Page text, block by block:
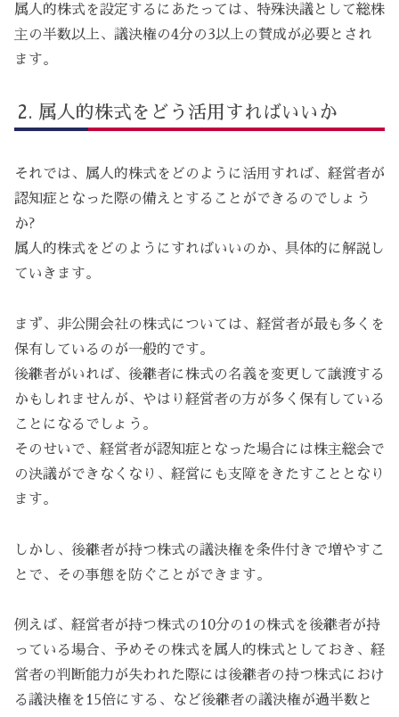
属人的株式を設定するにあたっては、特殊決議として総株
主の半数以上、議決権の4分の3以上の賛成が必要とされ
ます。
属人的株式をどう活用すればいいか
それでは、属人的株式をどのように活用すれば、経営者が
認知症となった際の備えとすることができるのでしょう
か?
属人的株式をどのようにすればいいのか、具体的に解説し
ていきます。
まず、非公開会社の株式については、経営者が最も多くを
保有しているのが一般的です。
後継者がいれば、後継者に株式の名義を変更して譲渡する
かもしれませんが、やはり経営者の方が多く保有している
ことになるでしょう。
そのせいで、経営者が認知症となった場合には株主総会で
の決議ができなくなり、経営にも支障をきたすこととなり
ます。
しかし、後継者が持つ株式の議決権を条件付きで増やすこ
とで、その事態を防ぐことができます。
例えば、経営者が持つ株式の10分の1の株式を後継者が持
っている場合、予めその株式を属人的株式としておき、経
営者の判断能力が失われた際には後継者の持つ株式におけ
る議決権を15倍にする、など後継者の議決権が過半数と